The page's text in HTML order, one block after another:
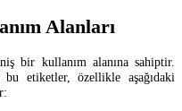
Alanları
bir kullanım alanına sahiptir.
etiketler, özellikle aşağıdaki